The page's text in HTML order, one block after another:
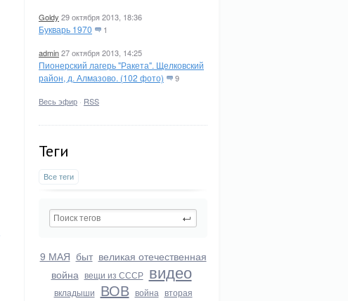
Goldy 29 октября 2013, 18:36
Букварь 1970 1
admin27 октября 2013, 14:25
Пионерский лагерь "Ракета". Щелковский
район, д. Алмазово. (102 фото)
9
Весь эфир · RSS
Теги
Все теги
9 МАЯ быт великая отечественная
война вещи из СССР видео
вкладыши ВОВ война вторая